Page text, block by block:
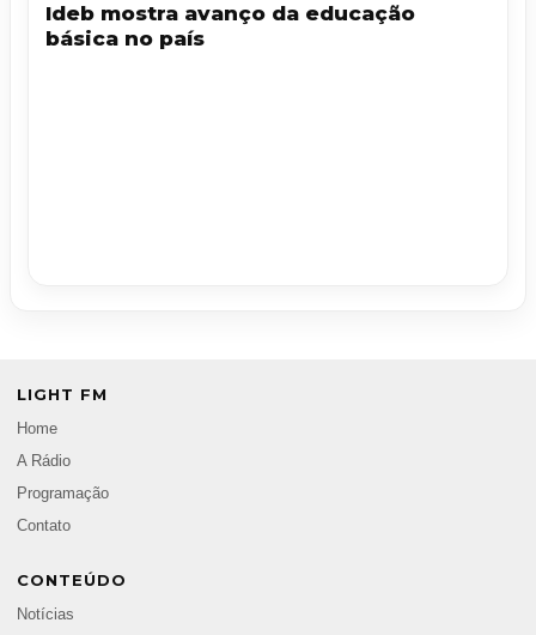
Ideb mostra avanço da educação
básica no país
LIGHT FM
Home
A Rádio
Programação
Contato
CONTEÚDO
Notícias